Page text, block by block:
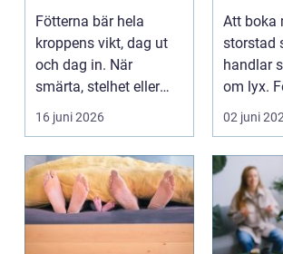
mer än vila
Fötterna bär hela
kroppens vikt, dag ut
och dag in. När
smärta, stelhet eller
felställningar uppstår...
16 juni 2026
och
Att boka
storstad
handlar
om lyx.
det ett
02 juni